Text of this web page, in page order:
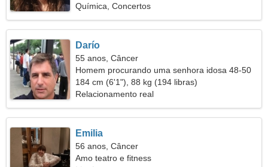
Química, Concertos
Darío
55 anos, Câncer
Homem procurando uma senhora idosa 48-50
184 cm (6'1"), 88 kg (194 libras)
Relacionamento real
Emilia
56 anos, Câncer
Amo teatro e fitness